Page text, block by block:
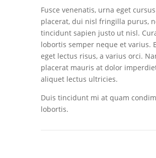
Fusce venenatis, urna eget cursus
placerat, dui nisl fringilla purus,
tincidunt sapien justo ut nisl.
lobortis semper neque et varius.
eget lectus risus, a varius orci.
placerat mauris at dolor
aliquet lectus ultricies.
Duis tincidunt mi at quam
lobortis.